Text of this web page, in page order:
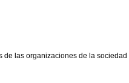
de las organizaciones de la